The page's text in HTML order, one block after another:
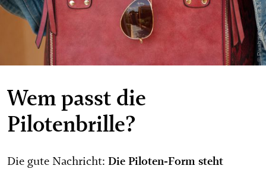
© Pixabay_jackmac34
Wem passt die
Pilotenbrille?
Die gute Nachricht: Die Piloten-Form steht